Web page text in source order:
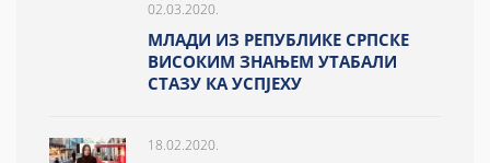
02.03.2020.
МЛАДИ ИЗ РЕПУБЛИКЕ СРПСКЕ
ВИСОКИМ ЗНАЊЕМ УТАБАЛИ
СТАЗУ КА УСПЈЕХУ
18.02.2020.